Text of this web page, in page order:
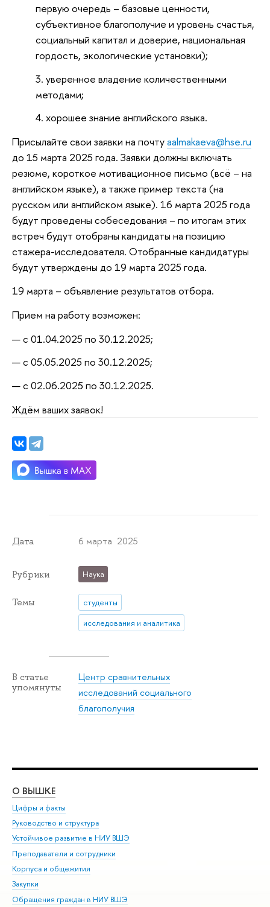
первую очередь – базовые ценности,
субъективное благополучие и уровень счастья,
социальный капитал и доверие, национальная
гордость, экологические установки);
уверенное владение количественными
методами;
хорошее знание английского языка.
Присылайте свои заявки на почтуaalmakaeva@hse.ru
до 15 марта 2025 года. Заявки должны включать
резюме, короткое мотивационное письмо (всё – на
английском языке), а также пример текста (на
русском или английском языке). 16 марта 2025 года
будут проведены собеседования – по итогам этих
встреч будут отобраны кандидаты на позицию
стажера-исследователя. Отобранные кандидатуры
будут утверждены до 19 марта 2025 года.
19 марта – объявление результатов отбора.
Прием на работу возможен:
с 01.04.2025 по 30.12.2025;
с 05.05.2025 по 30.12.2025;
с 02.06.2025 по 30.12.2025.
Ждём ваших заявок!
Дата 6 марта 2025
Рубрики Наука
Темы
студенты
исследования и аналитика
В статье
упомянуты
Центр сравнительных
исследований социального
благополучия
О ВЫШКЕ
Цифры и факты
Руководство и структура
Устойчивое развитие в НИУ ВШЭ
Преподаватели и сотрудники
Корпуса и общежития
Закупки
Обращения граждан в НИУ ВШЭ